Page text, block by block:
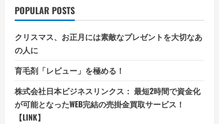
POPULAR POSTS
クリスマス、お正月には素敵なプレゼントを大切なあ
の人に
育毛剤「レビュー」を極める！
株式会社日本ビジネスリンクス： 最短2時間で資金化
が可能となったWEB完結の売掛金買取サービス！
【LINK】